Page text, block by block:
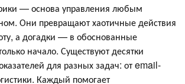
— основа управления любым
Они превращают хаотичные действия
а догадки — в обоснованные
начало. Существуют десятки
для разных задач: от email-
Каждый помогает